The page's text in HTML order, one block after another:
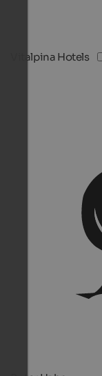
Vitalpina Hotels